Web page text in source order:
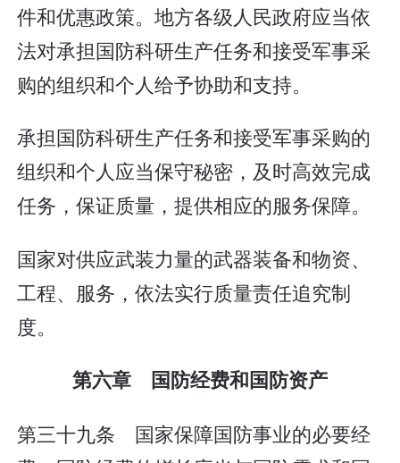
件和优惠政策。地方各级人民政府应当依
法对承担国防科研生产任务和接受军事采
购的组织和个人给予协助和支持。
承担国防科研生产任务和接受军事采购的
组织和个人应当保守秘密，及时高效完成
任务，保证质量，提供相应的服务保障。
国家对供应武装力量的武器装备和物资、
工程、服务，依法实行质量责任追究制
度。
第六章 国防经费和国防资产
第三十九条 国家保障国防事业的必要经